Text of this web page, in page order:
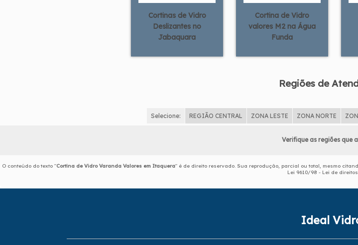
Cortinas de Vidro
Deslizantes no
Jabaquara
Cortina de Vidro
valores M2 na Água
Funda
Regiões de
Selecione: REGIÃO CENTRAL ZONA LESTE ZONA NORTE
Verifique as regiões que
O conteúdo do texto "Cortina de Vidro Varanda Valores em Itaquera" é de direito reservado. Sua reprodução, parcial ou total, mesmo
Lei 9610/98 - Lei de
Ideal